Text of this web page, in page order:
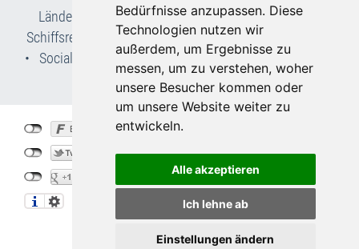
Bedürfnisse anzupassen. Diese
Technologien nutzen wir
außerdem, um Ergebnisse zu
messen, um zu verstehen, woher
unsere Besucher kommen oder
um unsere Website weiter zu
entwickeln.
Alle akzeptieren
Ich lehne ab
Einstellungen ändern
Länder- & Reiseinfos• Flug- und Pauschalreisen
Schiffsreisen
Kur- & Wellnesslexikon •
•
Social Media • AGB• Impressum• Datenschutz
Cookie-Einstellungen
07135 / 934 850 3